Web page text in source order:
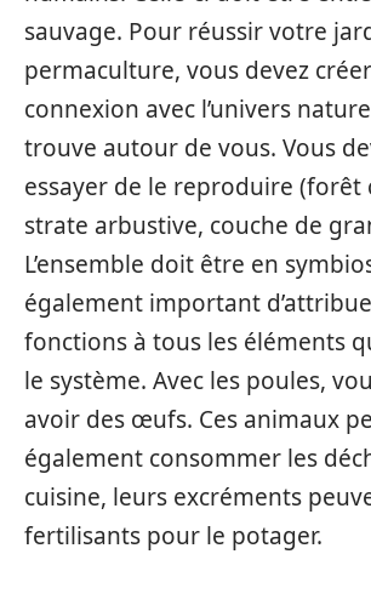
sauvage. Pour réussir votre
permaculture, vous devez
connexion avec l’univers
trouve autour de vous. Vous
essayer de le reproduire (forêt
strate arbustive, couche de
L’ensemble doit être en
également important
fonctions à tous les éléments
le système. Avec les poules,
avoir des œufs. Ces animaux
également consommer les
cuisine, leurs excréments
fertilisants pour le potager.